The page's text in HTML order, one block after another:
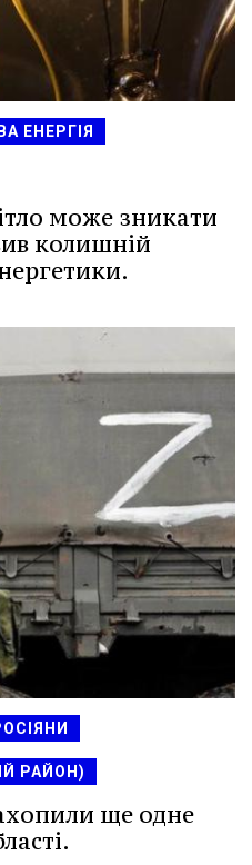
ЕНЕРГІЯ
може зникати
колишній
РАЙОН)
ще одне